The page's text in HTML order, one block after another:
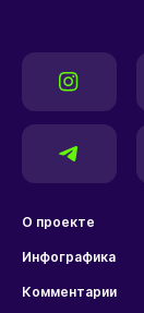
О проекте
Инфографика
Комментарии